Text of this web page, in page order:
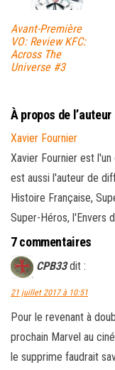
Avant-Première
VO: Review KFC:
Across The
Universe #3
À propos de l’auteur
Xavier Fournier
Xavier Fournier est
est aussi l'auteur de
Histoire Française,
Super-Héros, l'Envers
7 commentaires
CPB33 dit :
21 juillet 2017 à 10:51
Pour le revenant à
prochain Marvel au
le supprime faudrait